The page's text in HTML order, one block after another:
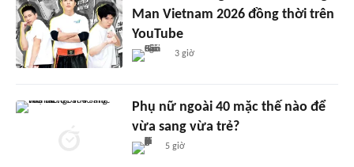
Man Vietnam 2026 đồng thời trên
YouTube
3 giờ
Phụ nữ ngoài 40 mặc thế nào để
vừa sang vừa trẻ?
5 giờ